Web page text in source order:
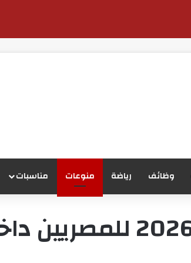
وظائف رياضة منوعات مناسبات